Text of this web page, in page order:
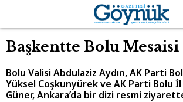
Başkentte Bolu Mesaisi
Bolu Valisi Abdulaziz Aydın, AK Parti
Yüksel Coşkunyürek ve AK Parti Bolu İl
Güner, Ankara’da bir dizi resmi